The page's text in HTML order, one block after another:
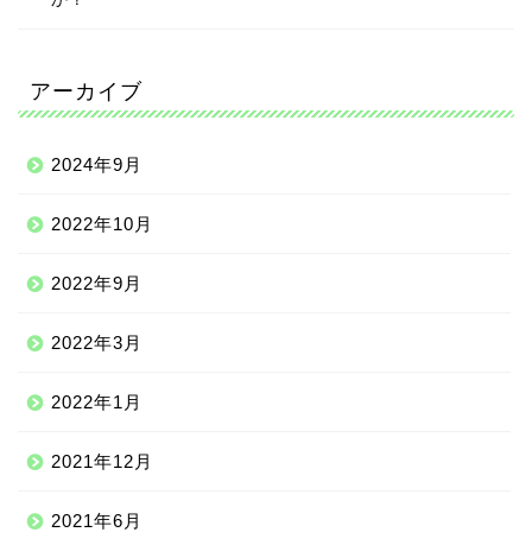
アーカイブ
2024年9月
2022年10月
2022年9月
2022年3月
2022年1月
2021年12月
2021年6月